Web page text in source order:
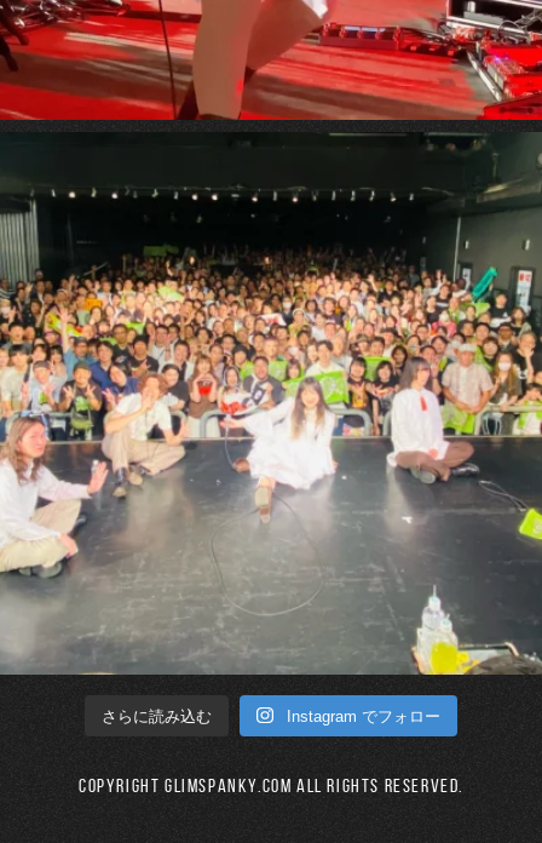
さらに読み込む Instagram でフォロー
Copyright GLIMSPANKY.COM All Rights Reserved.